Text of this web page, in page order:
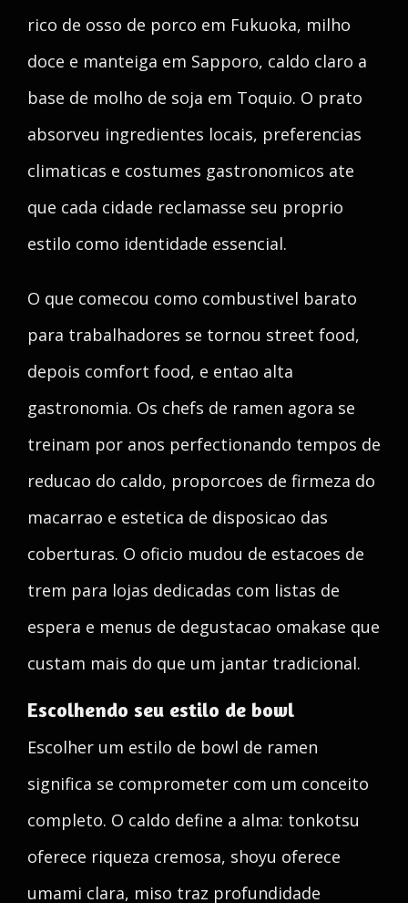
rico de osso de porco em Fukuoka, milho
doce e manteiga em Sapporo, caldo claro a
base de molho de soja em Toquio. O prato
absorveu ingredientes locais, preferencias
climaticas e costumes gastronomicos ate
que cada cidade reclamasse seu proprio
estilo como identidade essencial.
O que comecou como combustivel barato
para trabalhadores se tornou street food,
depois comfort food, e entao alta
gastronomia. Os chefs de ramen agora se
treinam por anos perfectionando tempos de
reducao do caldo, proporcoes de firmeza do
macarrao e estetica de disposicao das
coberturas. O oficio mudou de estacoes de
trem para lojas dedicadas com listas de
espera e menus de degustacao omakase que
custam mais do que um jantar tradicional.
Escolhendo seu estilo de bowl
Escolher um estilo de bowl de ramen
significa se comprometer com um conceito
completo. O caldo define a alma: tonkotsu
oferece riqueza cremosa, shoyu oferece
umami clara, miso traz profundidade